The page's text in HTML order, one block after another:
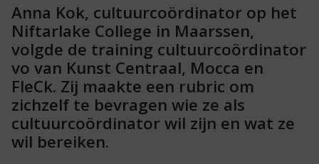
Anna Kok, cultuurcoördinator op het
Niftarlake College in Maarssen,
volgde de training cultuurcoördinator
vo van Kunst Centraal, Mocca en
FleCk. Zij maakte een rubric om
zichzelf te bevragen wie ze als
cultuurcoördinator wil zijn en wat ze
wil bereiken.